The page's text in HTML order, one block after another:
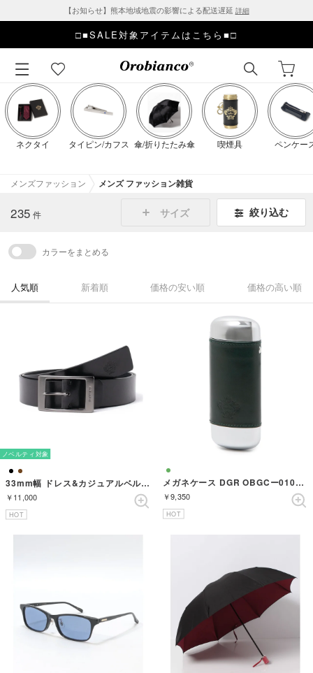
【お知らせ】熊本地域地震の影響による配送遅延 詳細
□■SALE対象アイテムはこちら■□
メンズファッション メンズ ファッション雑貨
235 件 サイズ 絞り込む
カラーをまとめる
人気順 新着順 価格の安い順 価格の高い順
ノベルティ対象
33mm幅 ドレス&カジュアルベルト （BLACK）
￥11,000
HOT
メガネケース DGR OBGCー010DGR （GREEN）
￥9,350
HOT